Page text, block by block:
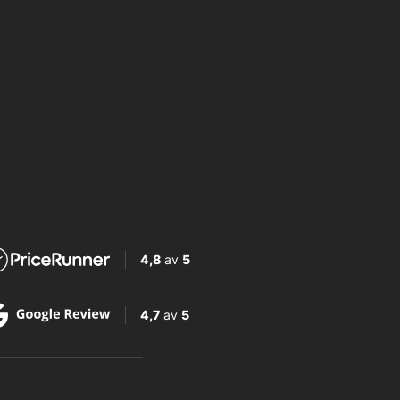
4,8av 5
4,7av 5